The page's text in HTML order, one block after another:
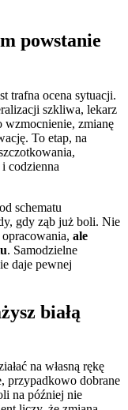
powstanie
trafna ocena sytuacji.
szkliwa, lekarz
wzmocnienie, zmianę
To etap, na
codzienna
schematu
gdy ząb już boli. Nie
ale
. Samodzielne
daje pewnej
białą
na własną rękę
przypadkowo dobrane
na później nie